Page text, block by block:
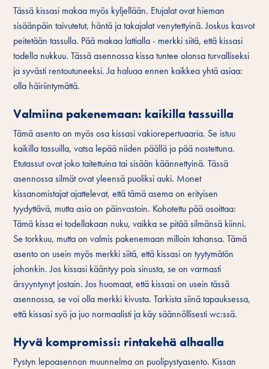
Tässä kissasi makaa myös kyljellään. Etujalat ovat hieman
sisäänpäin taivutetut, häntä ja takajalat venytettyinä. Joskus kasvot
peitetään tassulla. Pää makaa lattialla - merkki siitä, että kissasi
todella nukkuu. Tässä asennossa kissa tuntee olonsa turvalliseksi
ja syvästi rentoutuneeksi. Ja haluaa ennen kaikkea yhtä asiaa:
olla häiriintymättä.
Valmiina pakenemaan: kaikilla tassuilla
Tämä asento on myös osa kissasi vakiorepertuaaria. Se istuu
kaikilla tassuilla, vatsa lepää niiden päällä ja pää nostettuna.
Etutassut ovat joko taitettuina tai sisään käännettyinä. Tässä
asennossa silmät ovat yleensä puoliksi auki. Monet
kissanomistajat ajattelevat, että tämä asema on erityisen
tyydyttävä, mutta asia on päinvastoin. Kohotettu pää osoittaa:
Tämä kissa ei todellakaan nuku, vaikka se pitää silmänsä kiinni.
Se torkkuu, mutta on valmis pakenemaan milloin tahansa. Tämä
asento on usein myös merkki siitä, että kissasi on tyytymätön
johonkin. Jos kissasi kääntyy pois sinusta, se on varmasti
ärsyyntynyt jostain. Jos huomaat, että kissasi on usein tässä
asennossa, se voi olla merkki kivusta. Tarkista siinä tapauksessa,
että kissasi syö ja juo normaalisti ja käy säännöllisesti wc:ssä.
Hyvä kompromissi: rintakehä alhaalla
Pystyn lepoasennon muunnelma on puolipystyasento. Kissan